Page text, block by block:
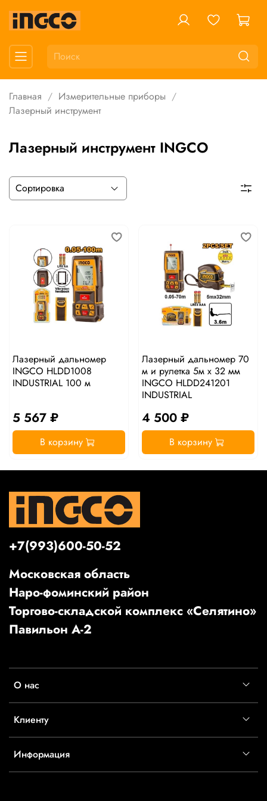
Главная
Измерительные приборы
Лазерный инструмент
Лазерный инструмент INGCO
Лазерный дальномер
INGCO HLDD1008
INDUSTRIAL 100 м
5 567 ₽
В корзину
Лазерный дальномер 70
м и рулетка 5м х 32 мм
INGCO HLDD241201
INDUSTRIAL
4 500 ₽
В корзину
О нас
Клиенту
Информация
+7(993)600-50-52
Московская область
Наро-фоминский район
Торгово-складской комплекс «Селятино»
Павильон А-2